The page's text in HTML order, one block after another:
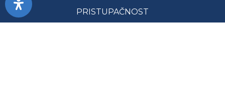
PRISTUPAČNOST